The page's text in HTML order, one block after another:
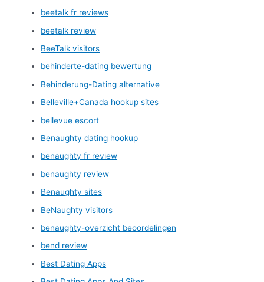
beetalk fr reviews
beetalk review
BeeTalk visitors
behinderte-dating bewertung
Behinderung-Dating alternative
Belleville+Canada hookup sites
bellevue escort
Benaughty dating hookup
benaughty fr review
benaughty review
Benaughty sites
BeNaughty visitors
benaughty-overzicht beoordelingen
bend review
Best Dating Apps